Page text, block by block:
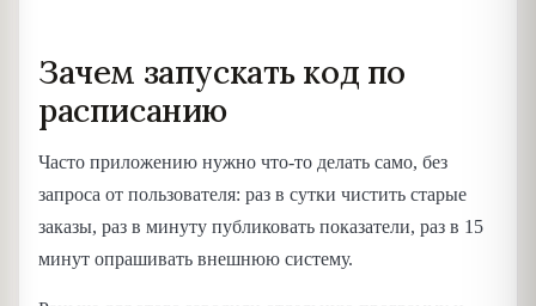
Зачем запускать код по
расписанию
Часто приложению нужно что-то делать само, без
запроса от пользователя: раз в сутки чистить старые
заказы, раз в минуту публиковать показатели, раз в 15
минут опрашивать внешнюю систему.